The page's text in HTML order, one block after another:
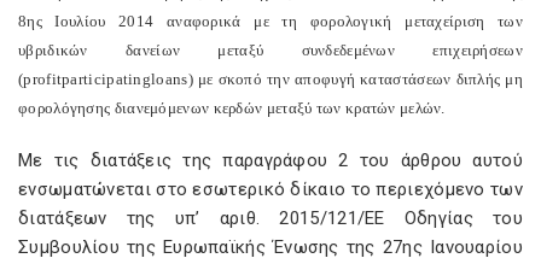
8ης Ιουλίου 2014 αναφορικά με τη φορολογική μεταχείριση των
υβριδικών δανείων μεταξύ συνδεδεμένων επιχειρήσεων
(profitparticipatingloans) με σκοπό την αποφυγή καταστάσεων διπλής μη
φορολόγησης διανεμόμενων κερδών μεταξύ των κρατών μελών.
Με τις διατάξεις της παραγράφου 2 του άρθρου αυτού
ενσωματώνεται στο εσωτερικό δίκαιο το περιεχόμενο των
διατάξεων της υπ’ αριθ. 2015/121/ΕΕ Οδηγίας του
Συμβουλίου της Ευρωπαϊκής Ένωσης της 27ης Ιανουαρίου